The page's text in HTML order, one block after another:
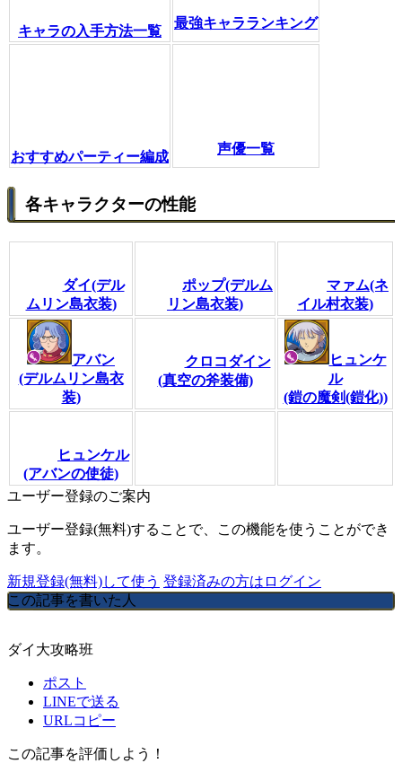
キャラの入手方法一覧 最強キャラランキング
おすすめパーティー編成 声優一覧
各キャラクターの性能
ダイ(デル
ムリン島衣装)
ポップ(デルム
リン島衣装)
マァム(ネ
イル村衣装)
アバン
(デルムリン島衣
装)
クロコダイン
(真空の斧装備)
ヒュンケ
ル
(鎧の魔剣(鎧化))
ヒュンケル
(アバンの使徒)
ユーザー登録のご案内
ユーザー登録(無料)することで、この機能を使うことができ
ます。
新規登録(無料)して使う 登録済みの方はログイン
この記事を書いた人
ダイ大攻略班
ポスト
LINEで送る
URLコピー
この記事を評価しよう！